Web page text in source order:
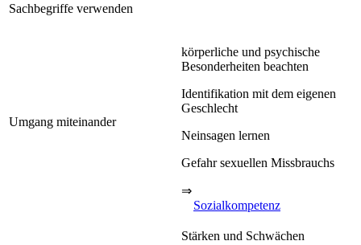
Sachbegriffe verwenden
Umgang miteinander
körperliche und psychische
Besonderheiten beachten
Identifikation mit dem eigenen
Geschlecht
Neinsagen lernen
Gefahr sexuellen Missbrauchs
⇒
Sozialkompetenz
Stärken und Schwächen